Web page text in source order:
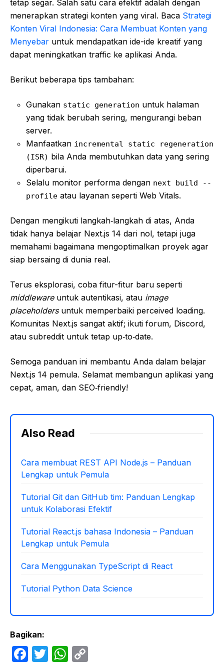
tetap segar. Salah satu cara efektif adalah dengan
menerapkan strategi konten yang viral. Baca Strategi
Konten Viral Indonesia: Cara Membuat Konten yang
Menyebar untuk mendapatkan ide-ide kreatif yang
dapat meningkatkan traffic ke aplikasi Anda.
Berikut beberapa tips tambahan:
Gunakan static generation untuk halaman
yang tidak berubah sering, mengurangi beban
server.
Manfaatkan incremental static regeneration
(ISR) bila Anda membutuhkan data yang sering
diperbarui.
Selalu monitor performa dengan next build --
profile atau layanan seperti Web Vitals.
Dengan mengikuti langkah‑langkah di atas, Anda
tidak hanya belajar Next.js 14 dari nol, tetapi juga
memahami bagaimana mengoptimalkan proyek agar
siap bersaing di dunia real.
Terus eksplorasi, coba fitur-fitur baru seperti
middlewareuntuk autentikasi, atau image
placeholdersuntuk memperbaiki perceived loading.
Komunitas Next.js sangat aktif; ikuti forum, Discord,
atau subreddit untuk tetap up‑to‑date.
Semoga panduan ini membantu Anda dalam belajar
Next.js 14 pemula. Selamat membangun aplikasi yang
cepat, aman, dan SEO‑friendly!
Also Read
Cara membuat REST API Node.js – Panduan
Lengkap untuk Pemula
Tutorial Git dan GitHub tim: Panduan Lengkap
untuk Kolaborasi Efektif
Tutorial React.js bahasa Indonesia – Panduan
Lengkap untuk Pemula
Cara Menggunakan TypeScript di React
Tutorial Python Data Science
Bagikan:
F
T
W